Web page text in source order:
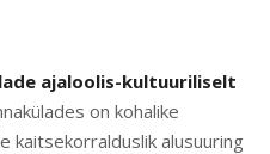
ajaloolis-kultuuriliselt
on kohalike
kaitsekorralduslik alusuuring